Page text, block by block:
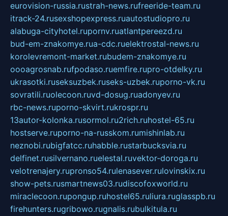
eurovision-russia.rustrah-news.rufreeride-team.ru
itrack-24.rusexshopexpress.ruautostudiopro.ru
alabuga-cityhotel.rupornv.ruatlantpereezd.ru
bud-em-znakomye.rua-cdc.ruelektrostal-news.ru
korolevremont-market.rubudem-znakomye.ru
oooagrosnab.rufpodaso.ruemfire.rupro-otdelky.ru
ukrasotki.ruseksuzbek.ruseks-uzbek.ruporno-vk.ru
sovratili.ruolecoon.ruvd-dosug.ruadonyev.ru
rbc-news.ruporno-skvirt.rukrospr.ru
13autor-kolonka.rusormol.ru2rich.ruhostel-65.ru
hostserve.ruporno-na-russkom.rumishinlab.ru
neznobi.rubigfatcc.ruhabble.rustarbucksvia.ru
delfinet.rusilvernano.ruelestal.ruvektor-doroga.ru
velotrenajery.rupronso54.rulenasever.rulovinskix.ru
show-pets.rusmartnews03.rudiscofoxworld.ru
miraclecoon.rupongup.ruhostel65.ruliura.ruglasspb.ru
firehunters.rugribowo.rugnalis.rubulkitula.ru